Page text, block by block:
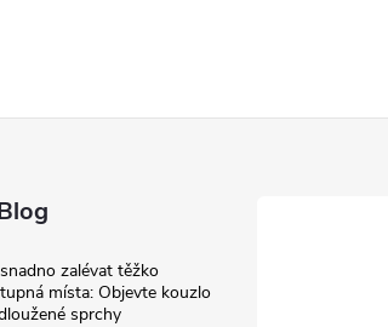
zalévat těžko
místa: Objevte kouzlo
sprchy